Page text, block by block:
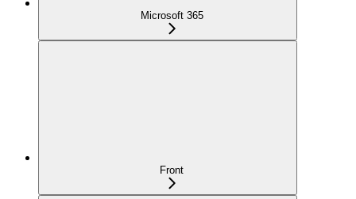
Microsoft 365
Front